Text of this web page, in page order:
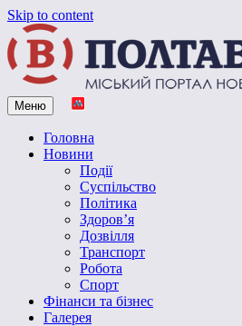
Skip to content
Vpoltave.info
Полтавський портал новин
Меню
Головна
Новини
Події
Суспільство
Політика
Здоров’я
Дозвілля
Транспорт
Робота
Спорт
Фінанси та бізнес
Галерея